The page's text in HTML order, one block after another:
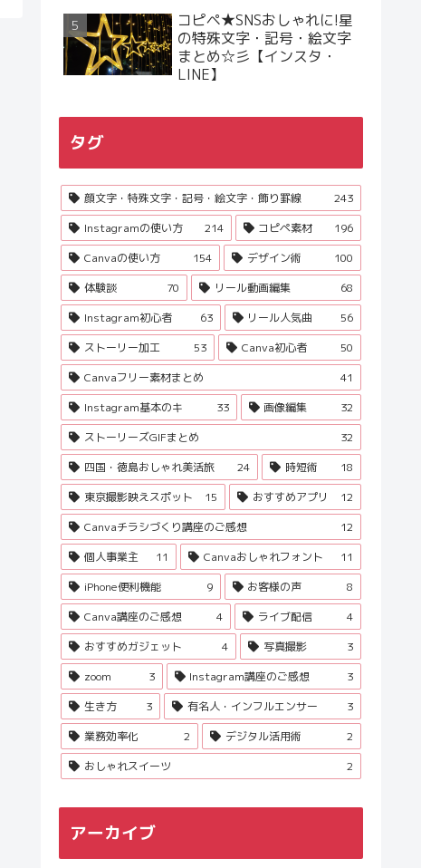
コピペ★SNSおしゃれに!星
の特殊文字・記号・絵文字
まとめ☆彡【インスタ・
LINE】
タグ
顔文字・特殊文字・記号・絵文字・飾り罫線
243
Instagramの使い方
214 コピペ素材
196
Canvaの使い方
154 デザイン術
100
体験談
70 リール動画編集
68
Instagram初心者
63 リール人気曲
56
ストーリー加工
53 Canva初心者
50
Canvaフリー素材まとめ
41
Instagram基本のキ
33 画像編集
32
ストーリーズGIFまとめ
32
四国・徳島おしゃれ美活旅
24 時短術
18
東京撮影映えスポット
15 おすすめアプリ
12
Canvaチラシづくり講座のご感想
12
個人事業主
11 Canvaおしゃれフォント
11
iPhone便利機能
9 お客様の声
8
Canva講座のご感想
4 ライブ配信
4
おすすめガジェット
4 写真撮影
3
zoom
3 Instagram講座のご感想
3
生き方
3 有名人・インフルエンサー
3
業務効率化
2 デジタル活用術
2
おしゃれスイーツ
2
アーカイブ